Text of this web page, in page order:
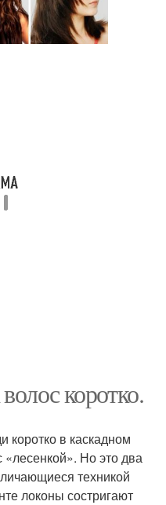
коротко.
коротко в каскадном
«лесенкой». Но это два
техникой
локоны состригают